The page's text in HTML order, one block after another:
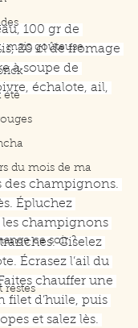
mais goûteuse
été
du mois de ma
ce soir ?
restes
100 gr de
20 cl de fromage
à soupe de
échalote, ail,
Épluchez
les champignons
Ciselez
Écrasez l’ail du
chauffer une
filet d’huile, puis
et salez lès.